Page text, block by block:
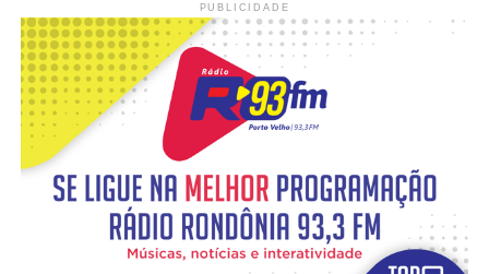
PUBLICIDADE